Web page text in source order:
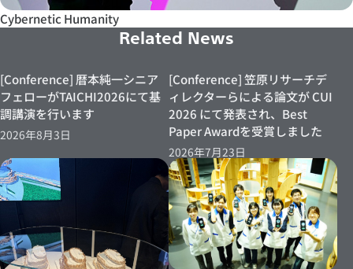
Cybernetic Humanity
Related News
[Conference] 暦本純一シニア
フェローがTAICHI2026にて基
調講演を行います
2026年8月3日
[Conference] 笠原リサーチデ
ィレクターらによる論文が CUI
2026 にて発表され、Best
Paper Awardを受賞しました
2026年7月23日